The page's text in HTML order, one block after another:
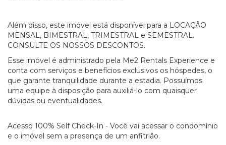
Além disso, este imóvel está disponível para a LOCAÇÃO
MENSAL, BIMESTRAL, TRIMESTRAL e SEMESTRAL.
CONSULTE OS NOSSOS DESCONTOS.
Esse imóvel é administrado pela Me2 Rentals Experience e
conta com serviços e benefícios exclusivos os hóspedes, o
que garante tranquilidade durante a estadia. Possuímos
uma equipe à disposição para auxiliá-lo com quaisquer
dúvidas ou eventualidades.
Acesso 100% Self Check-In - Você vai acessar o condomínio
e o imóvel sem a presença de um anfitrião.